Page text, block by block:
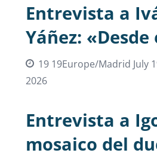
Entrevista a
Yáñez:
19 19Europe/Madrid July
2026
Entrevista a
mosaico del